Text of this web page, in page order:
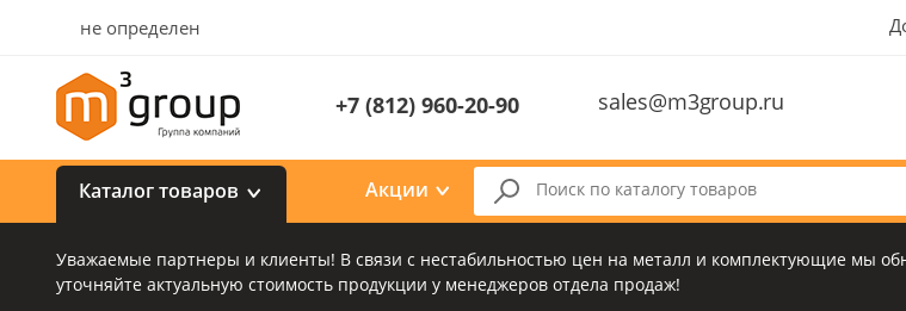
не определен
+7 (812) 960-20-90 sales@m3group.ru
Каталог товаров Акции
Уважаемые партнеры и клиенты! В связи с нестабильностью цен на металл и комплектующие мы
уточняйте актуальную стоимость продукции у менеджеров отдела продаж!